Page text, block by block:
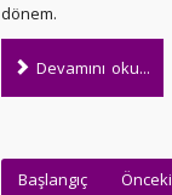
dönem.
Devamını oku...
Başlangıç Önceki